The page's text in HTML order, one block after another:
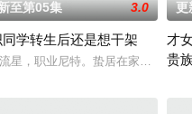
2027年穿越回1999年的真
至第05集 3.0
学转生后还是想干架
星，职业尼特。蛰居在家沉迷游
更
才
贵